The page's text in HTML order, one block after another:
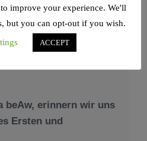
UNION
beAw, erinnern wir uns
Ersten und
improve your experience. We'll
but you can opt-out if you wish.
ACCEPT